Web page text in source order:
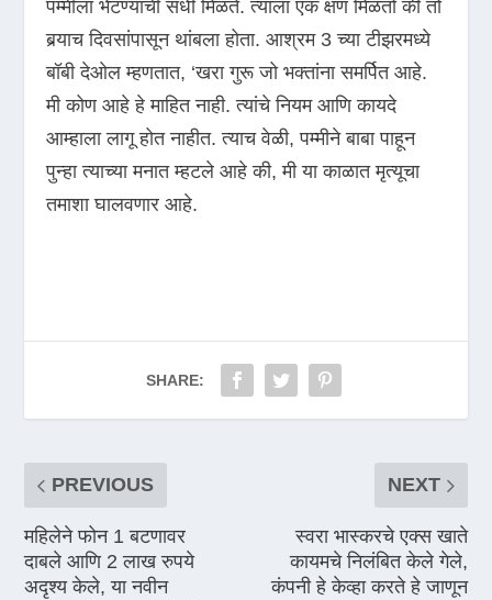
पम्मीला भेटण्याची संधी मिळते. त्याला एक क्षण मिळतो की तो
बर्‍याच दिवसांपासून थांबला होता. आश्रम 3 च्या टीझरमध्ये
बॉबी देओल म्हणतात, ‘खरा गुरू जो भक्तांना समर्पित आहे.
मी कोण आहे हे माहित नाही. त्यांचे नियम आणि कायदे
आम्हाला लागू होत नाहीत. त्याच वेळी, पम्मीने बाबा पाहून
पुन्हा त्याच्या मनात म्हटले आहे की, मी या काळात मृत्यूचा
तमाशा घालवणार आहे.
SHARE:
PREVIOUS
महिलेने फोन 1 बटणावर
दाबले आणि 2 लाख रुपये
अदृश्य केले, या नवीन
NEXT
स्वरा भास्करचे एक्स खाते
कायमचे निलंबित केले गेले,
कंपनी हे केव्हा करते हे जाणून